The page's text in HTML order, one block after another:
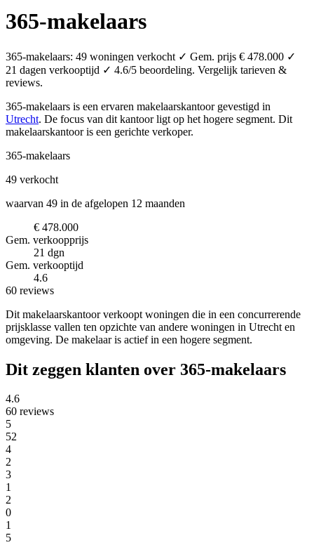
365-makelaars
365-makelaars: 49 woningen verkocht ✓ Gem. prijs € 478.000 ✓
21 dagen verkooptijd ✓ 4.6/5 beoordeling. Vergelijk tarieven &
reviews.
365-makelaars is een ervaren makelaarskantoor gevestigd in
Utrecht. De focus van dit kantoor ligt op het hogere segment. Dit
makelaarskantoor is een gerichte verkoper.
365-makelaars
49 verkocht
waarvan 49 in de afgelopen 12 maanden
€ 478.000
Gem. verkoopprijs
21 dgn
Gem. verkooptijd
4.6
60 reviews
Dit makelaarskantoor verkoopt woningen die in een concurrerende
prijsklasse vallen ten opzichte van andere woningen in Utrecht en
omgeving. De makelaar is actief in een hogere segment.
Dit zeggen klanten over 365-makelaars
4.6
60 reviews
5
52
4
2
3
1
2
0
1
5